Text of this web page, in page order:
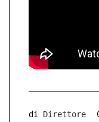
di Direttore